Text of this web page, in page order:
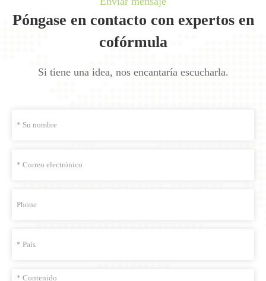
Póngase en contacto con expertos en
cofórmula
Si tiene una idea, nos encantaría escucharla.